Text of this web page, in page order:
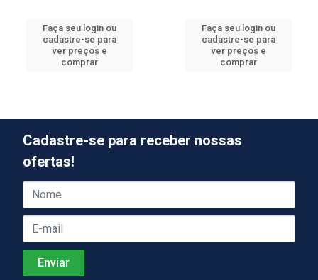
Faça seu login ou
cadastre-se para
ver preços e
comprar
Faça seu login ou
cadastre-se para
ver preços e
comprar
Cadastre-se para receber nossas
ofertas!